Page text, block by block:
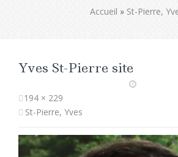
Accueil » St-Pierre,
Yves St-Pierre site
194 × 229
St-Pierre, Yves